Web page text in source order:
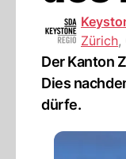
Zürich,
Der Kanton
Dies
dürfe.